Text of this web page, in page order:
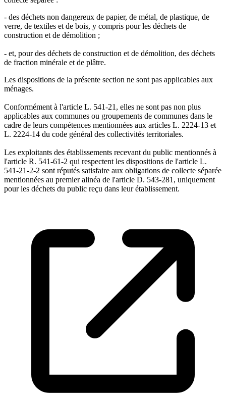
- des déchets non dangereux de papier, de métal, de plastique, de
verre, de textiles et de bois, y compris pour les déchets de
construction et de démolition ;
- et, pour des déchets de construction et de démolition, des déchets
de fraction minérale et de plâtre.
Les dispositions de la présente section ne sont pas applicables aux
ménages.
Conformément à l'article L. 541-21, elles ne sont pas non plus
applicables aux communes ou groupements de communes dans le
cadre de leurs compétences mentionnées aux articles L. 2224-13 et
L. 2224-14 du code général des collectivités territoriales.
Les exploitants des établissements recevant du public mentionnés à
l'article R. 541-61-2 qui respectent les dispositions de l'article L.
541-21-2-2 sont réputés satisfaire aux obligations de collecte séparée
mentionnées au premier alinéa de l'article D. 543-281, uniquement
pour les déchets du public reçu dans leur établissement.